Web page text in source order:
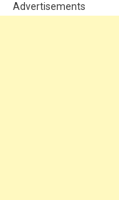
Advertisements